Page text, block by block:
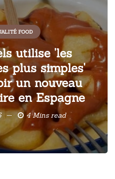
FOOD
utilise 'les
plus simples'
un nouveau
en Espagne
4 Mins read